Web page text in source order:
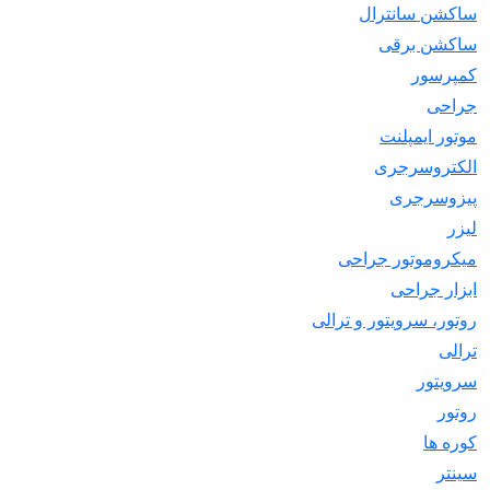
ساکشن سانترال
ساکشن برقی
کمپرسور
جراحی
موتور ایمپلنت
الکتروسرجری
پیزوسرجری
لیزر
میکروموتور جراحی
ابزار جراحی
روتور، سرویتور و ترالی
ترالی
سرویتور
روتور
کوره ها
سینتر